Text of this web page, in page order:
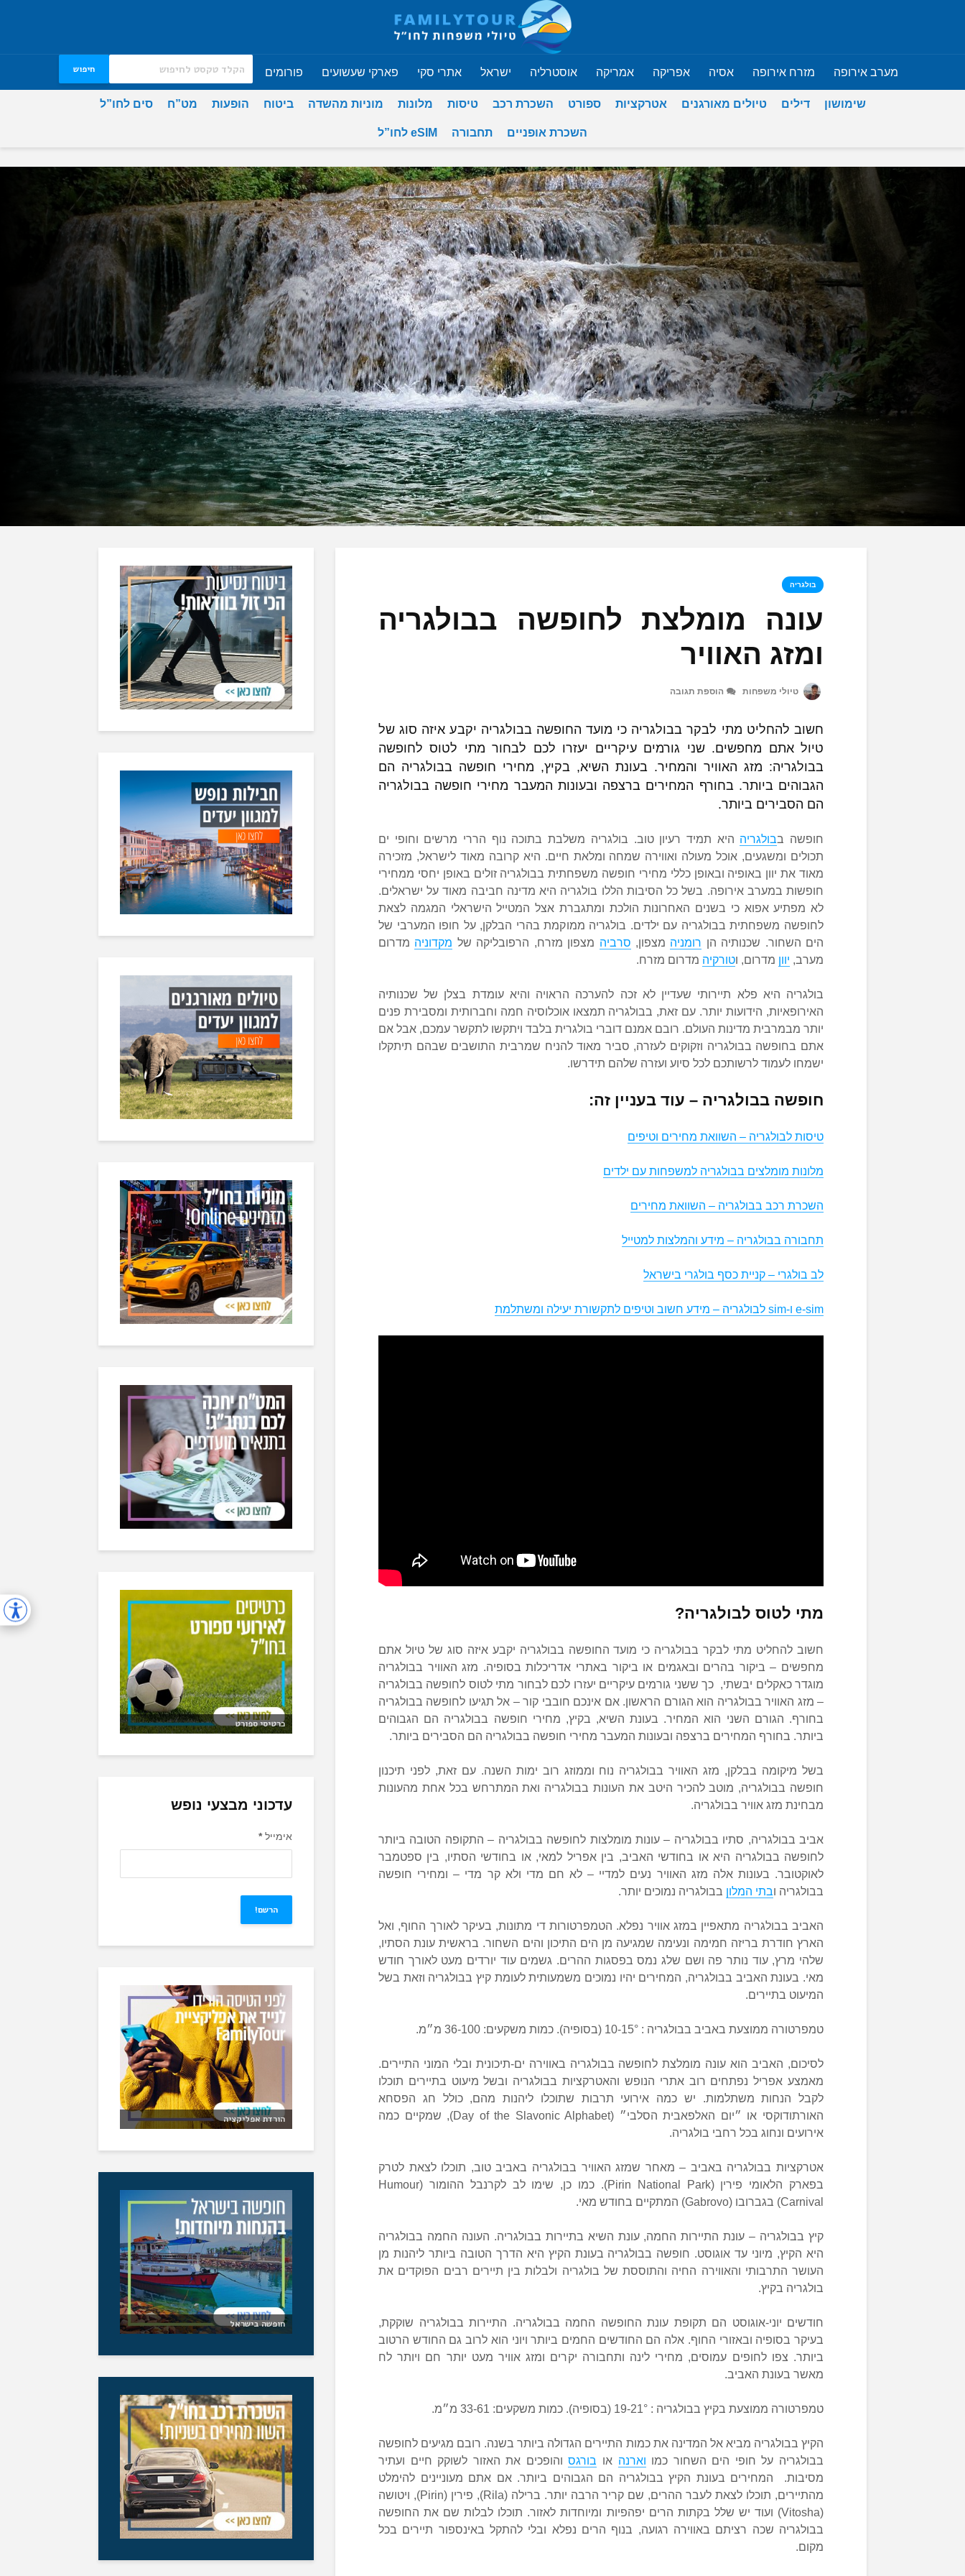
מערב אירופה מזרח אירופה אסיה אפריקה אמריקה אוסטרליה ישראל אתרי סקי פארקי שעשועים פורומים חיפוש
שימושון דילים טיולים מאורגנים אטרקציות ספורט השכרת רכב טיסות מלונות מוניות מהשדה ביטוח הופעות מט”ח סים לחו”ל
השכרת אופניים תחבורה eSIM לחו”ל
בולגריה
עונה מומלצת לחופשה בבולגריה
ומזג האוויר
טיולי משפחות הוספת תגובה
חשוב להחליט מתי לבקר בבולגריה כי מועד החופשה בבולגריה יקבע איזה סוג של
טיול אתם מחפשים. שני גורמים עיקריים יעזרו לכם לבחור מתי לטוס לחופשה
בבולגריה: מזג האוויר והמחיר. בעונת השיא, בקיץ, מחירי חופשה בבולגריה הם
הגבוהים ביותר. בחורף המחירים ברצפה ובעונות המעבר מחירי חופשה בבולגריה
הם הסבירים ביותר.
חופשה בבולגריה היא תמיד רעיון טוב. בולגריה משלבת בתוכה נוף הררי מרשים וחופי ים
תכולים ומשגעים, אוכל מעולה ואווירה שמחה ומלאת חיים. היא קרובה מאוד לישראל, מזכירה
מאוד את יוון באופיה ובאופן כללי מחירי חופשה משפחתית בבולגריה זולים באופן יחסי ממחירי
חופשות במערב אירופה. בשל כל הסיבות הללו בולגריה היא מדינה חביבה מאוד על ישראלים.
לא מפתיע אפוא כי בשנים האחרונות הולכת ומתגברת אצל המטייל הישראלי המגמה לצאת
לחופשה משפחתית בבולגריה עם ילדים. בולגריה ממוקמת בהרי הבלקן, על חופו המערבי של
הים השחור. שכנותיה הן רומניה מצפון, סרביה מצפון מזרח, הרפובליקה של מקדוניה מדרום
מערב, יוון מדרום, וטורקיה מדרום מזרח.
בולגריה היא פלא תיירותי שעדיין לא זכה להערכה הראויה והיא עומדת בצלן של שכנותיה
האירופאיות, הידועות יותר. עם זאת, בבולגריה תמצאו אוכלוסיה חמה וחברותית ומסבירת פנים
יותר מבמרבית מדינות העולם. רובם אמנם דוברי בולגרית בלבד ויתקשו לתקשר עמכם, אבל אם
אתם בחופשה בבולגריה וזקוקים לעזרה, סביר מאוד להניח שמרבית התושבים שבהם תיתקלו
ישמחו לעמוד לרשותכם לכל סיוע ועזרה שלהם תידרשו.
חופשה בבולגריה – עוד בעניין זה:
טיסות לבולגריה – השוואת מחירים וטיפים
מלונות מומלצים בבולגריה למשפחות עם ילדים
השכרת רכב בבולגריה – השוואת מחירים
תחבורה בבולגריה – מידע והמלצות למטייל
לב בולגרי – קניית כסף בולגרי בישראל
e-sim ו-sim לבולגריה – מידע חשוב וטיפים לתקשורת יעילה ומשתלמת
מתי לטוס לבולגריה?
חשוב להחליט מתי לבקר בבולגריה כי מועד החופשה בבולגריה יקבע איזה סוג של טיול אתם
מחפשים – ביקור בהרים ובאגמים או ביקור באתרי אדריכלות בסופיה. מזג האוויר בבולגריה
מוגדר כאקלים יבשתי, כך ששני גורמים עיקריים יעזרו לכם לבחור מתי לטוס לחופשה בבולגריה
– מזג האוויר בבולגריה הוא הגורם הראשון. אם אינכם חובבי קור – אל תגיעו לחופשה בבולגריה
בחורף. הגורם השני הוא המחיר. בעונת השיא, בקיץ, מחירי חופשה בבולגריה הם הגבוהים
ביותר. בחורף המחירים ברצפה ובעונות המעבר מחירי חופשה בבולגריה הם הסבירים ביותר.
בשל מיקומה בבלקן, מזג האוויר בבולגריה נוח וממוזג רוב ימות השנה. עם זאת, לפני תיכנון
חופשה בבולגריה, מוטב להכיר היטב את העונות בבולגריה ואת המתרחש בכל אחת מהעונות
מבחינת מזג אוויר בבולגריה.
אביב בבולגריה, סתיו בבולגריה – עונות מומלצות לחופשה בבולגריה – התקופה הטובה ביותר
לחופשה בבולגריה היא או בחודשי האביב, בין אפריל למאי, או בחודשי הסתיו, בין ספטמבר
לאוקטובר. בעונות אלה מזג האוויר נעים למדיי – לא חם מדי ולא קר מדי – ומחירי חופשה
בבולגריה ובתי המלון בבולגריה נמוכים יותר.
האביב בבולגריה מתאפיין במזג אוויר נפלא. הטמפרטורות די מתונות, בעיקר לאורך החוף, ואל
הארץ חודרת בריזה חמימה ונעימה שמגיעה מן הים התיכון והים השחור. בראשית עונת הסתיו,
שלהי מרץ, עוד נותר פה ושם שלג נמס בפסגות ההרים. גשמים עוד יורדים מעט לאורך חודש
מאי. בעונת האביב בבולגריה, המחירים יהיו נמוכים משמעותית לעומת קיץ בבולגריה וזאת בשל
המיעוט בתיירים.
טמפרטורה ממוצעת באביב בבולגריה : 10-15° (בסופיה). כמות משקעים: 36-100 מ״מ.
לסיכום, האביב הוא עונה מומלצת לחופשה בבולגריה באווירה ים-תיכונית ובלי המוני התיירים.
מאמצע אפריל נפתחים רוב אתרי הנופש והאטרקציות בבולגריה ובשל מיעוט בתיירים תוכלו
לקבל הנחות משתלמות. יש כמה אירועי תרבות שתוכלו ליהנות מהם, כולל חג הפסחא
האורתודוקסי או ״יום האלפאבית הסלבי״ (Day of the Slavonic Alphabet), שמקיים כמה
אירועים ונחוג בכל רחבי בולגריה.
אטרקציות בבולגריה באביב – מאחר שמזג האוויר בבולגריה באביב טוב, תוכלו לצאת לטרק
בפארק הלאומי פירין (Pirin National Park). כמו כן, שימו לב לקרנבל ההומור (Humour
Carnival) בגברובו (Gabrovo) המתקיים בחודש מאי.
קיץ בבולגריה – עונת התיירות החמה, עונת השיא בתיירות בבולגריה. העונה החמה בבולגריה
היא הקיץ, מיוני עד אוגוסט. חופשה בבולגריה בעונת הקיץ היא הדרך הטובה ביותר ליהנות מן
העושר התרבותי והאווירה החיה והתוססת של בולגריה ולבלות בין תיירים רבים הפוקדים את
בולגריה בקיץ.
חודשים יוני-אוגוסט הם תקופת עונת החופשה החמה בבולגריה. התיירות בבולגריה שוקקת,
בעיקר בסופיה ובאזורי החוף. אלה הם החודשים החמים ביותר ויוני הוא לרוב גם החודש הרטוב
ביותר. צפו לחופים עמוסים, מחירי לינה ותחבורה יקרים ומזג אוויר מעט יותר חם ויותר לח
מאשר בעונת האביב.
טמפרטורה ממוצעת בקיץ בבולגריה : 19-21° (בסופיה). כמות משקעים: 33-61 מ״מ.
הקיץ בבולגריה מביא אל המדינה את כמות התיירים הגדולה ביותר בשנה. רובם מגיעים לחופשה
בבולגריה על חופי הים השחור כמו וארנה או בורגסוהופכים את האזור לשוקק חיים ועתיר
מסיבות. המחירים בעונת הקיץ בבולגריה הם הגבוהים ביותר. אם אתם מעוניינים להימלט
מהתיירים, תוכלו לצאת לעבר ההרים, שם קריר הרבה יותר. ברילה (Rila), פירין (Pirin), ויטושה
(Vitosha) ועוד יש שלל בקתות הרים יפהפיות ומיוחדות לאזור. תוכלו לבלות שם את החופשה
בבולגריה שכה רציתם באווירה רגועה, בנוף הרים נפלא ובלי להתקל באינספור תיירים בכל
מקום.
כרטיסי ספורט
עדכוני מבצעי נופש
אימייל*
הורדת אפליקציה
חופשה בישראל